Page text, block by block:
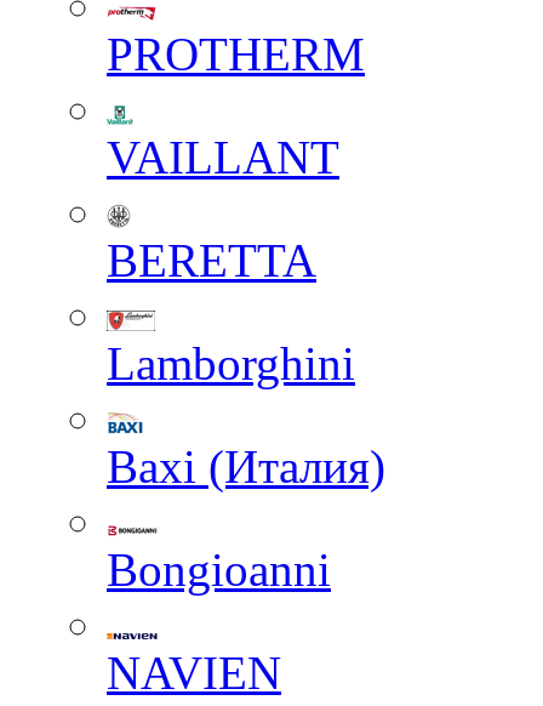
PROTHERM
VAILLANT
BERETTA
Lamborghini
Baxi (Италия)
Вongioanni
NAVIEN